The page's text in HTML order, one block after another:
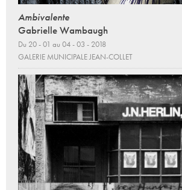
Ambivalente
Gabrielle Wambaugh
Du 20 - 01 au 04 - 03 - 2018
GALERIE MUNICIPALE JEAN-COLLET